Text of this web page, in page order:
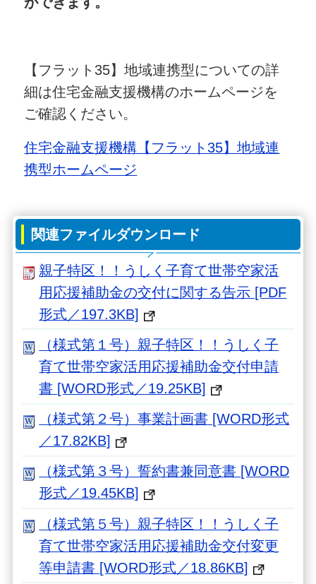
【フラット35】地域連携型についての詳
細は住宅金融支援機構のホームページを
ご確認ください。
住宅金融支援機構【フラット35】地域連
携型ホームページ
関連ファイルダウンロード
親子特区！！うしく子育て世帯空家活
用応援補助金の交付に関する告示 [PDF
形式／197.3KB]
（様式第１号）親子特区！！うしく子
育て世帯空家活用応援補助金交付申請
書 [WORD形式／19.25KB]
（様式第２号）事業計画書 [WORD形式
／17.82KB]
（様式第３号）誓約書兼同意書 [WORD
形式／19.45KB]
（様式第５号）親子特区！！うしく子
育て世帯空家活用応援補助金交付変更
等申請書 [WORD形式／18.86KB]